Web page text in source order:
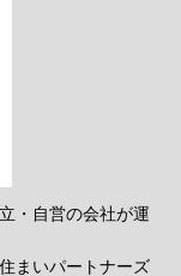
・自営の会社が運
まいパートナーズ